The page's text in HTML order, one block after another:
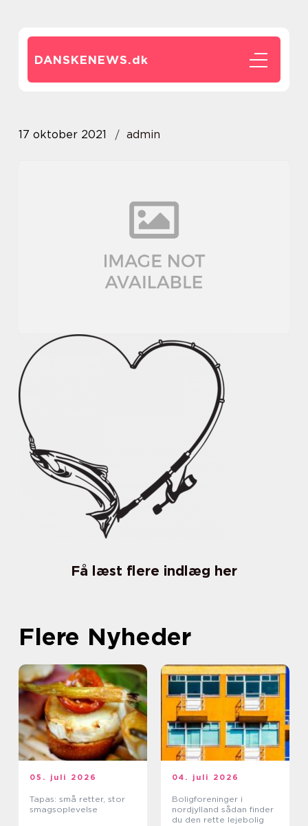
DANSKENEWS.dk
17 oktober 2021 admin
Få læst flere indlæg her
Flere Nyheder
05. juli 2026
Tapas: små retter, stor
smagsoplevelse
04. juli 2026
Boligforeninger i
nordjylland sådan finder
du den rette lejebolig